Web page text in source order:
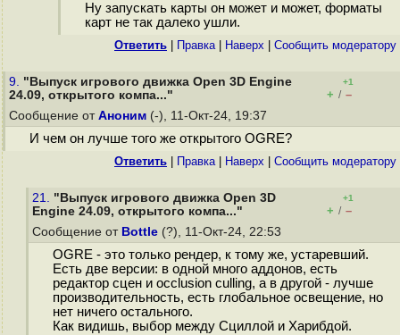
Ну запускать карты он может и может, форматы
карт не так далеко ушли.
Ответить Правка| Наверх Cообщить модератору
9. "Выпуск игрового движка Open 3D Engine
24.09, открытого компа..."
+1
+ / –
Сообщение от Аноним (-), 11-Окт-24, 19:37
И чем он лучше того же открытого OGRE?
Ответить Правка| Наверх Cообщить модератору
21. "Выпуск игрового движка Open 3D
Engine 24.09, открытого компа..."
+1
+ / –
Сообщение от Bottle (?), 11-Окт-24, 22:53
OGRE - это только рендер, к тому же, устаревший.
Есть две версии: в одной много аддонов, есть
редактор сцен и occlusion culling, а в другой - лучше
производительность, есть глобальное освещение, но
нет ничего остального.
Как видишь, выбор между Сциллой и Харибдой.